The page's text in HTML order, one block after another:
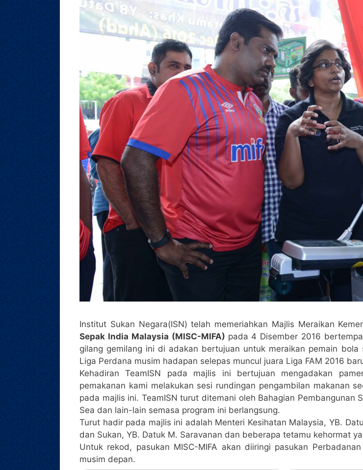
Institut Sukan Negara(ISN) telah memeriahkan Majlis Meraikan
Sepak India Malaysia (MISC-MIFA) pada 4 Disember 2016
gilang gemilang ini di adakan bertujuan untuk meraikan pemain
Liga Perdana musim hadapan selepas muncul juara Liga FAM 2016
Kehadiran TeamISN pada majlis ini bertujuan mengadakan
pemakanan kami melakukan sesi rundingan pengambilan makanan
pada majlis ini. TeamISN turut ditemani oleh Bahagian Pembangunan
Sea dan lain-lain semasa program ini berlangsung.
Turut hadir pada majlis ini adalah Menteri Kesihatan Malaysia, YB.
dan Sukan, YB. Datuk M. Saravanan dan beberapa tetamu kehormat
Untuk rekod, pasukan MISC-MIFA akan diiringi pasukan
musim depan.